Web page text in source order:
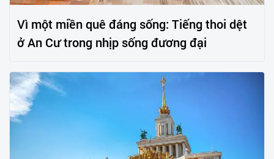
Vì một miền quê đáng sống: Tiếng thoi dệt
ở An Cư trong nhịp sống đương đại